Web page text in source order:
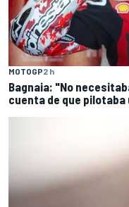
MOTOGP2 h
Bagnaia: "No
cuenta de que